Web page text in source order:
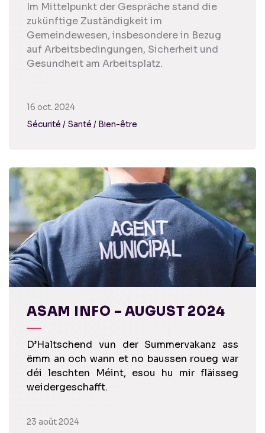
Im Mittelpunkt der Gespräche stand die
zukünftige Zuständigkeit im
Gemeindewesen, insbesondere in Bezug
auf Arbeitsbedingungen, Sicherheit und
Gesundheit am Arbeitsplatz.
16 oct. 2024
Sécurité / Santé / Bien-être
ASAM INFO – AUGUST 2024
D’Haltschend vun der Summervakanz ass
ëmm an och wann et no baussen roueg war
déi leschten Méint, esou hu mir fläisseg
weidergeschafft.
23 août 2024